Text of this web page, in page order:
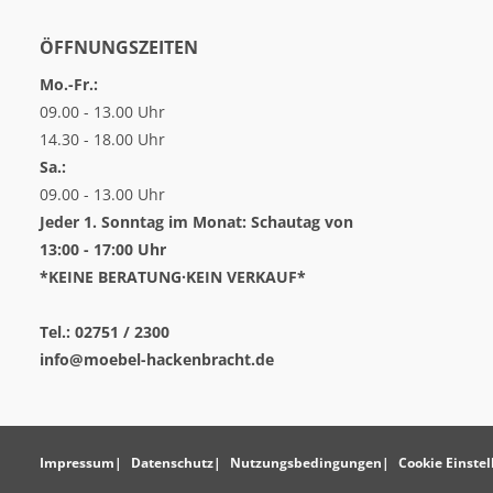
ÖFFNUNGSZEITEN
Mo.-Fr.:
09.00 - 13.00 Uhr
14.30 - 18.00 Uhr
Sa.:
09.00 - 13.00 Uhr
Jeder 1. Sonntag im Monat: Schautag von
13:00 - 17:00 Uhr
*KEINE BERATUNG·KEIN VERKAUF*
Tel.: 02751 / 2300
info@moebel-hackenbracht.de
Impressum Datenschutz Nutzungsbedingungen Cookie